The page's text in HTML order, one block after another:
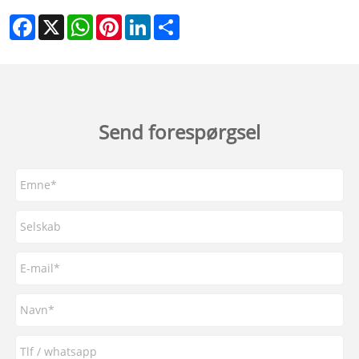
Facebook
X WhatsAppPinterestLinkedIn
Send forespørgsel